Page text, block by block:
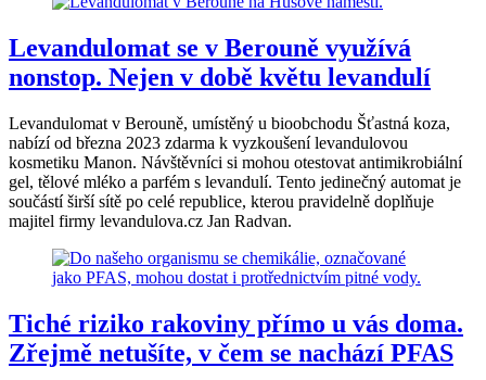
Levandulomat se v Berouně využívá
nonstop. Nejen v době květu levandulí
Levandulomat v Berouně, umístěný u bioobchodu Šťastná koza,
nabízí od března 2023 zdarma k vyzkoušení levandulovou
kosmetiku Manon. Návštěvníci si mohou otestovat antimikrobiální
gel, tělové mléko a parfém s levandulí. Tento jedinečný automat je
součástí širší sítě po celé republice, kterou pravidelně doplňuje
majitel firmy levandulova.cz Jan Radvan.
Tiché riziko rakoviny přímo u vás doma.
Zřejmě netušíte, v čem se nachází PFAS